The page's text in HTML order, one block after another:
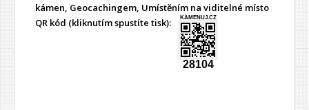
kámen, Geocachingem, Umístěním na viditelné místo
QR kód (kliknutím spustíte tisk):
KAMENUJ.CZ
28104